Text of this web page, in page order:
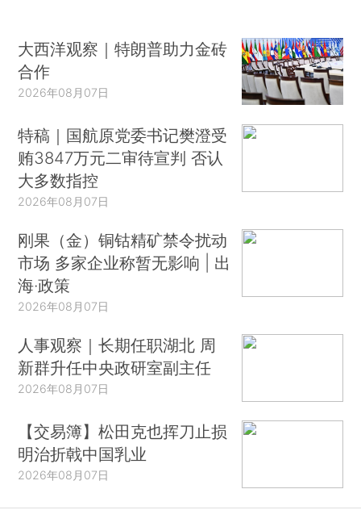
大西洋观察｜特朗普助力金砖
合作
2026年08月07日
特稿｜国航原党委书记樊澄受
贿3847万元二审待宣判 否认
大多数指控
2026年08月07日
刚果（金）铜钴精矿禁令扰动
市场 多家企业称暂无影响 | 出
海·政策
2026年08月07日
人事观察｜长期任职湖北 周
新群升任中央政研室副主任
2026年08月07日
【交易簿】松田克也挥刀止损
明治折戟中国乳业
2026年08月07日